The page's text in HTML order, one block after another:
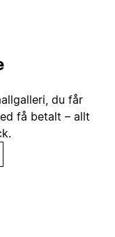
du får
få betalt – allt